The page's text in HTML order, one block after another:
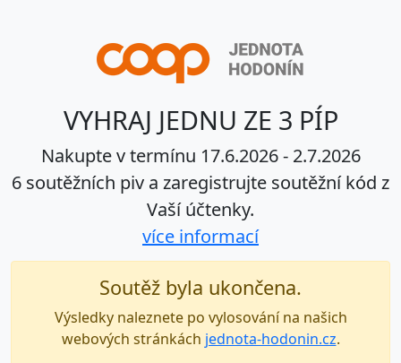
VYHRAJ JEDNU ZE 3 PÍP
Nakupte v termínu 17.6.2026 - 2.7.2026
6 soutěžních piv a zaregistrujte soutěžní kód z
Vaší účtenky.
více informací
Soutěž byla ukončena.
Výsledky naleznete po vylosování na našich
webových stránkách jednota-hodonin.cz.